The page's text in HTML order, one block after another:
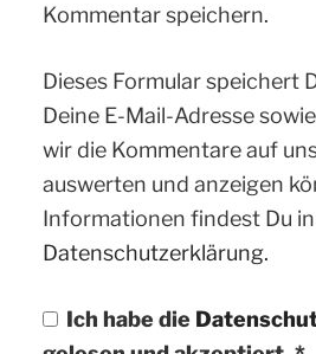
Kommentar speichern.
Dieses Formular speichert
Deine E-Mail-Adresse
wir die Kommentare auf
auswerten und anzeigen
Informationen findest Du
Datenschutzerklärung.
Ich habe die